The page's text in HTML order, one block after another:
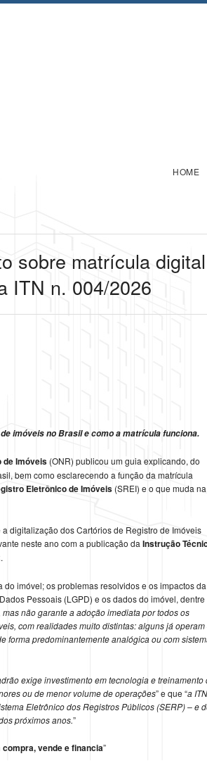
HOME
sobre matrícula
ITN n. 004/2026
imóveis no Brasil e como a matrícula funciona.
de Imóveis (ONR) publicou um guia explicando, do
bem como esclarecendo a função da matrícula
Eletrônico de Imóveis (SREI) e o que muda na
digitalização dos Cartórios de Registro de Imóveis
neste ano com a publicação da Instrução
imóvel; os problemas resolvidos e os impactos da
Pessoais (LGPD) e os dados do imóvel, dentre
não garante a adoção imediata por todos os
com realidades muito distintas: alguns já operam
forma predominantemente analógica ou com
exige investimento em tecnologia e treinamento
ou de menor volume de operações” e que “a
Eletrônico dos Registros Públicos (SERP) – e
próximos anos.”
vende e financia”